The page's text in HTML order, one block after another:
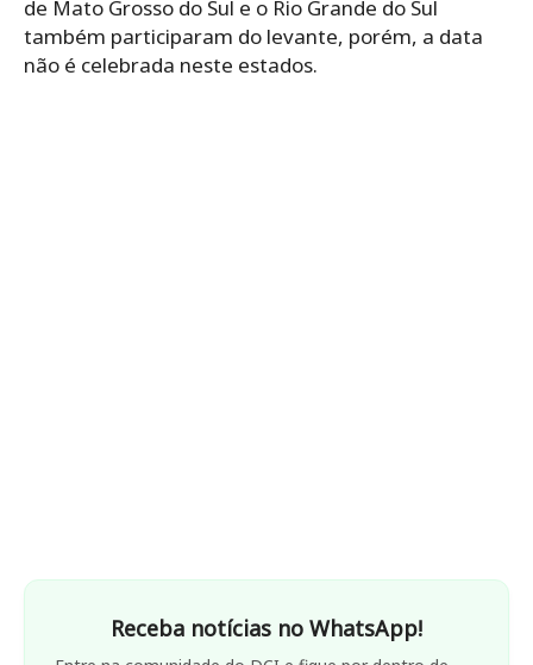
de Mato Grosso do Sul e o Rio Grande do Sul
também participaram do levante, porém, a data
não é celebrada neste estados.
Receba notícias no WhatsApp!